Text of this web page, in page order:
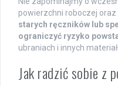
powierzchni roboczej oraz
starych ręczników lub
ograniczyć ryzyko
ubraniach i innych
Jak radzić sobie z